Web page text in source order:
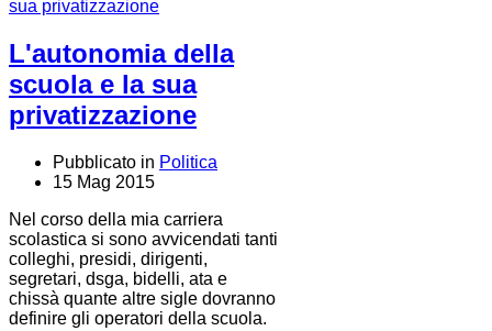
L'autonomia della
scuola e la sua
privatizzazione
Pubblicato in Politica
15 Mag 2015
Nel corso della mia carriera
scolastica si sono avvicendati tanti
colleghi, presidi, dirigenti,
segretari, dsga, bidelli, ata e
chissà quante altre sigle dovranno
definire gli operatori della scuola.